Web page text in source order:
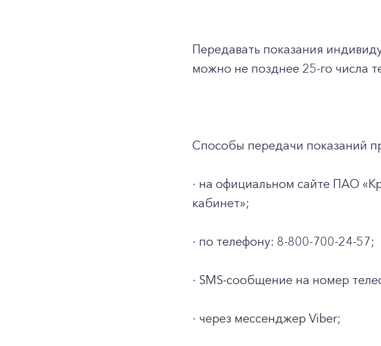
Передавать показания
можно не позднее 25-го числа
Способы передачи показаний
· на официальном сайте ПАО
кабинет»;
· по телефону: 8-800-700-24-57;
· SMS-сообщение на номер
· через мессенджер Viber;